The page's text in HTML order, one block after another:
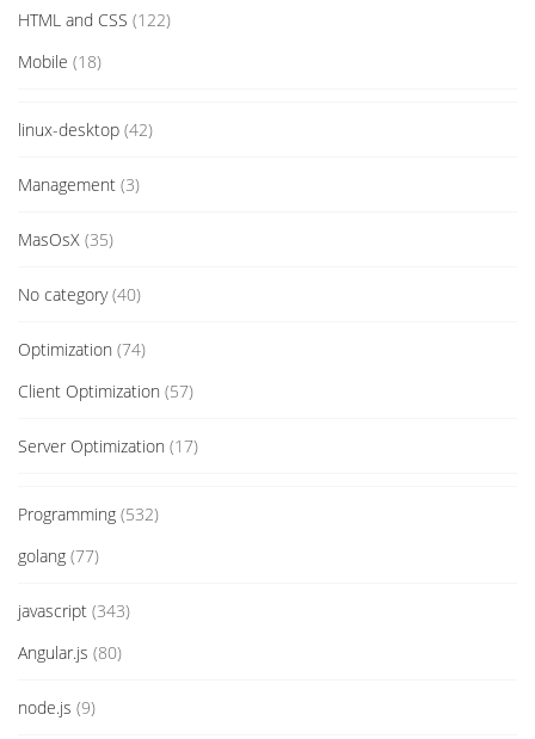
HTML and CSS (122)
Mobile (18)
linux-desktop (42)
Management (3)
MasOsX (35)
No category(40)
Optimization (74)
Client Optimization (57)
Server Optimization (17)
Programming (532)
golang (77)
javascript (343)
Angular.js (80)
node.js (9)